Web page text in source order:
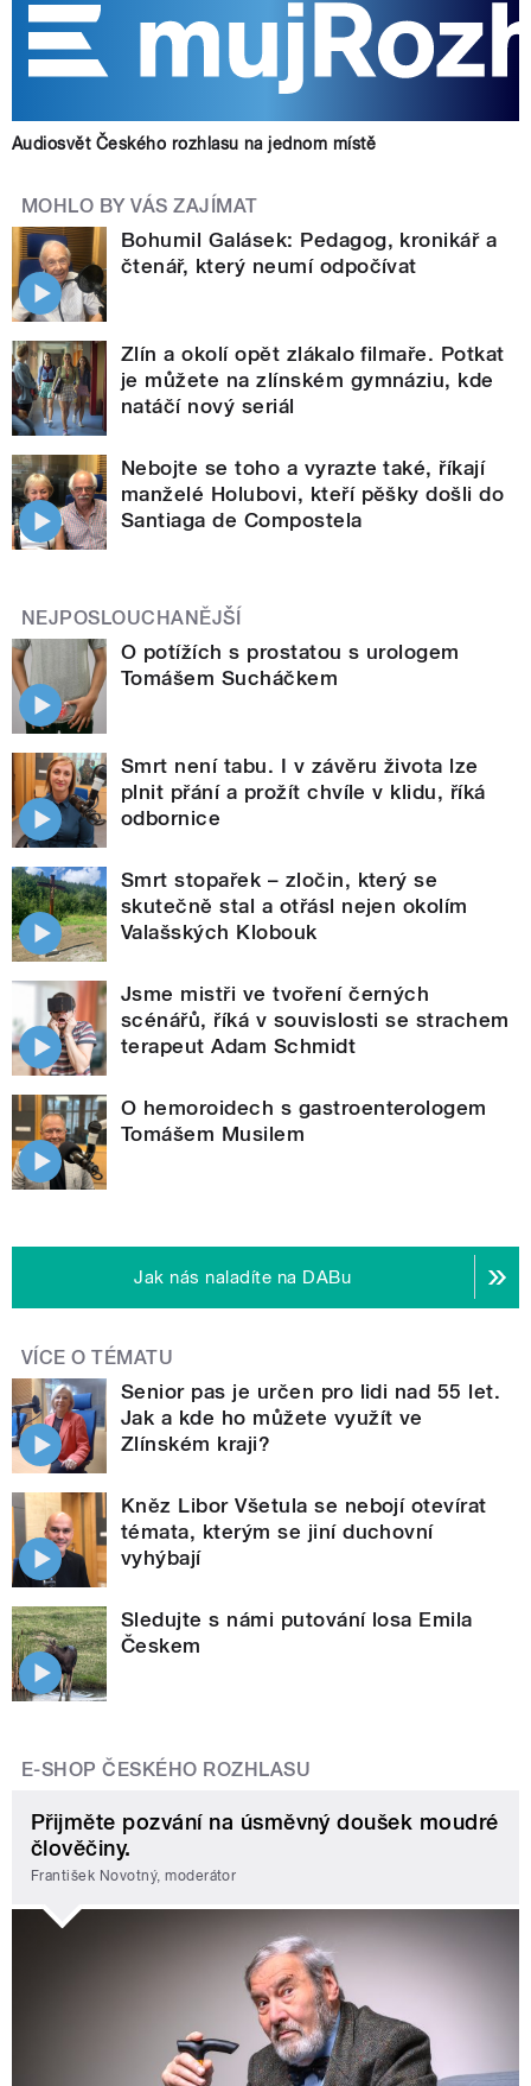
Audiosvět Českého rozhlasu na jednom místě
MOHLO BY VÁS ZAJÍMAT
Bohumil Galásek: Pedagog, kronikář a
čtenář, který neumí odpočívat
Zlín a okolí opět zlákalo filmaře. Potkat
je můžete na zlínském gymnáziu, kde
natáčí nový seriál
Nebojte se toho a vyrazte také, říkají
manželé Holubovi, kteří pěšky došli do
Santiaga de Compostela
NEJPOSLOUCHANĚJŠÍ
O potížích s prostatou s urologem
Tomášem Sucháčkem
Smrt není tabu. I v závěru života lze
plnit přání a prožít chvíle v klidu, říká
odbornice
Smrt stopařek – zločin, který se
skutečně stal a otřásl nejen okolím
Valašských Klobouk
Jsme mistři ve tvoření černých
scénářů, říká v souvislosti se strachem
terapeut Adam Schmidt
O hemoroidech s gastroenterologem
Tomášem Musilem
Jak nás naladíte na DABu
VÍCE O TÉMATU
Senior pas je určen pro lidi nad 55 let.
Jak a kde ho můžete využít ve
Zlínském kraji?
Kněz Libor Všetula se nebojí otevírat
témata, kterým se jiní duchovní
vyhýbají
Sledujte s námi putování losa Emila
Českem
E-SHOP ČESKÉHO ROZHLASU
Přijměte pozvání na úsměvný doušek moudré
člověčiny.
František Novotný, moderátor